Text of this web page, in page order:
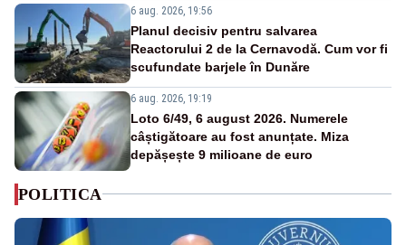
6 aug. 2026, 19:56
Planul decisiv pentru salvarea
Reactorului 2 de la Cernavodă. Cum vor fi
scufundate barjele în Dunăre
6 aug. 2026, 19:19
Loto 6/49, 6 august 2026. Numerele
câștigătoare au fost anunțate. Miza
depășește 9 milioane de euro
POLITICA